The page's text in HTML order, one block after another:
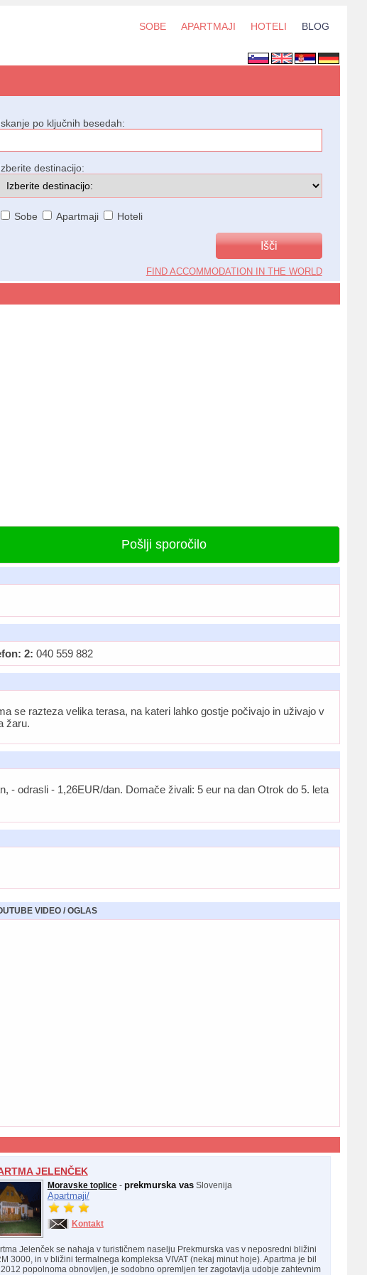
SOBE APARTMAJI HOTELI BLOG
po ključnih besedah:
destinacijo:
Sobe Apartmaji Hoteli
FIND ACCOMMODATION IN THE WORLD
Pošlji sporočilo
2: 040 559 882
se razteza velika terasa, na kateri lahko gostje počivajo in uživajo v
žaru.
- odrasli - 1,26EUR/dan. Domače živali: 5 eur na dan Otrok do 5. leta
VIDEO / OGLAS
JELENČEK
Moravske toplice- prekmurska vasSlovenija
Apartmaji/
Kontakt
Jelenček se nahaja v turističnem naselju Prekmurska vas v neposredni bližini
3000, in v bližini termalnega kompleksa VIVAT (nekaj minut hoje). Apartma je bil
2012 popolnoma obnovljen, je sodobno opremljen ter zagotavlja udobje zahtevnim